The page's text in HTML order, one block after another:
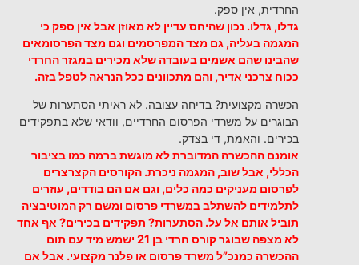
החרדית, אין ספק.
גדלו, גדלו. נכון שהיחס עדיין לא מאוזן אבל אין ספק כי
המגמה בעליה, גם מצד המפרסמים וגם מצד הפרסומאים
שהבינו שהם אשמים בעובדה שלא מכירים במגזר החרדי
ככוח צרכני אדיר, והם מתכוונים ככל הנראה לטפל בזה.
הכשרה מקצועית? בדיחה עצובה. לא ראיתי הסתערות של
הבוגרים על משרדי הפרסום החרדיים, וודאי שלא בתפקידים
בכירים. והאמת, די בצדק.
אומנם ההכשרה המדוברת לא מוגשת ברמה כמו בציבור
הכללי, אבל שוב, המגמה ניכרת. הקורסים הקצרצרים
לפרסום מעניקים כמה כלים, וגם אם הם בודדים, עוזרים
לתלמידים להשתלב במשרדי פרסום ומשם רק המוטיבציה
תוביל אותם אל על. הסתערות? תפקידים בכירים? אף אחד
לא מצפה שבוגר קורס חרדי בן 21 ישמש מיד עם תום
ההכשרה כמנכ”ל משרד פרסום או פלנר מקצועי. אבל אם